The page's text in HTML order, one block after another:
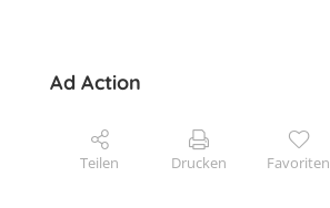
Ad Action
Teilen Drucken Favoriten